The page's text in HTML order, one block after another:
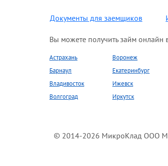
Документы для заемщиков
Вы можете получить займ онлайн
Астрахань
Барнаул
Владивосток
Волгоград
Воронеж
Екатеринбург
Ижевск
Иркутск
© 2014-2026 МикроКлад ООО